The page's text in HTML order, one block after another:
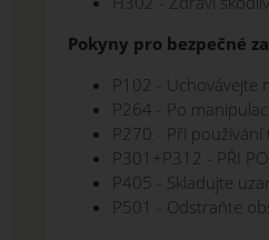
Pokyny pro bezpečné
P102 - Uchovávejte
P264 - Po
P270 - Při
P301+P312 - PŘI
P405 - Skladujte
P501 - Odstraňte